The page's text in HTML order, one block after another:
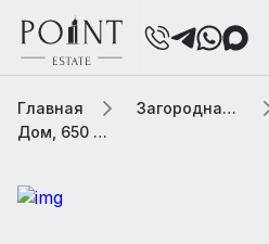
Главная Загородная элитная недвижимость
Дом, 650 м² В коттеджном поселке «Лайково-2»